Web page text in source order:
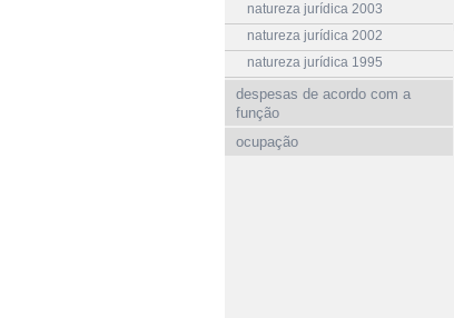
natureza jurídica 2003
natureza jurídica 2002
natureza jurídica 1995
despesas de acordo com a
função
ocupação